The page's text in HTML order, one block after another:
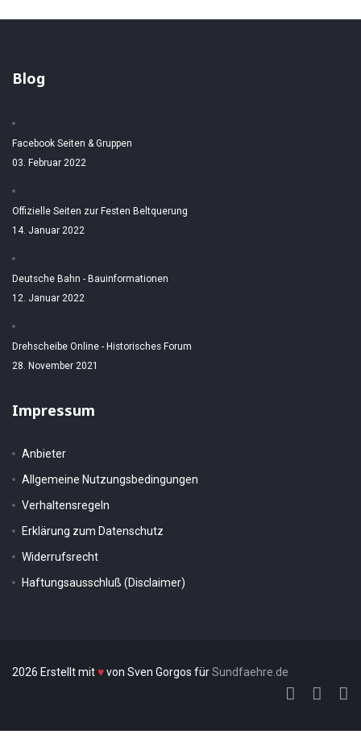
Blog
Facebook Seiten & Gruppen
03. Februar 2022
Offizielle Seiten zur Festen Beltquerung
14. Januar 2022
Deutsche Bahn - Bauinformationen
12. Januar 2022
Drehscheibe Online - Historisches Forum
28. November 2021
Impressum
Anbieter
Allgemeine Nutzungsbedingungen
Verhaltensregeln
Erklärung zum Datenschutz
Widerrufsrecht
Haftungsausschluß (Disclaimer)
2026 Erstellt mit♥von Sven Gorgos fürSundfaehre.de